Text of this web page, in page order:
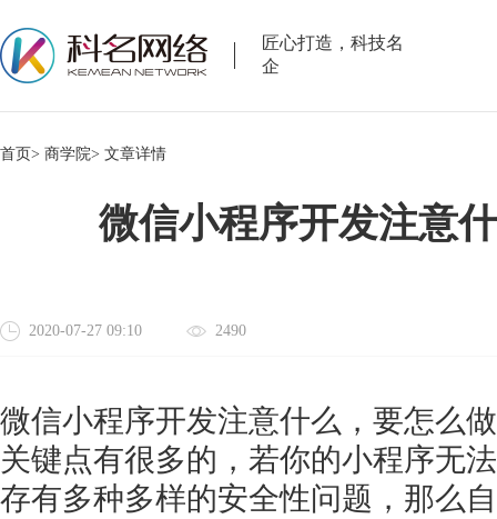
匠心打造，科技名
企
首页> 商学院> 文章详情
微信小程序开发注意
2020-07-27 09:10 2490
微信小程序开发注意什么，要怎么
关键点有很多的，若你的小程序无
存有多种多样的安全性问题，那么